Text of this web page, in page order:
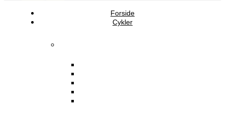
Forside
Cykler